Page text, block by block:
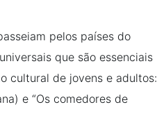
pelos países do
que são essenciais
cultural de jovens e adultos:
e “Os comedores de